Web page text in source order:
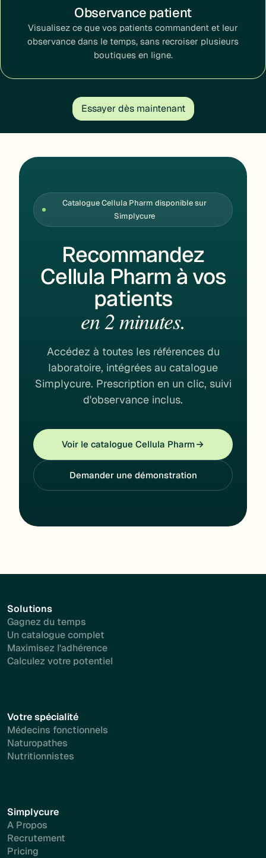
Observance patient
Visualisez ce que vos patients commandent et leur
observance dans le temps, sans recroiser plusieurs
boutiques en ligne.
Essayer dès maintenant
Catalogue Cellula Pharm disponible sur
Simplycure
Recommandez
Cellula Pharm à vos
patients
en 2 minutes.
Accédez à toutes les références du
laboratoire, intégrées au catalogue
Simplycure. Prescription en un clic, suivi
d'observance inclus.
Voir le catalogue Cellula Pharm
Demander une démonstration
Solutions
Gagnez du temps
Un catalogue complet
Maximisez l'adhérence
Calculez votre potentiel
Votre spécialité
Médecins fonctionnels
Naturopathes
Nutritionnistes
Simplycure
A Propos
Recrutement
Pricing